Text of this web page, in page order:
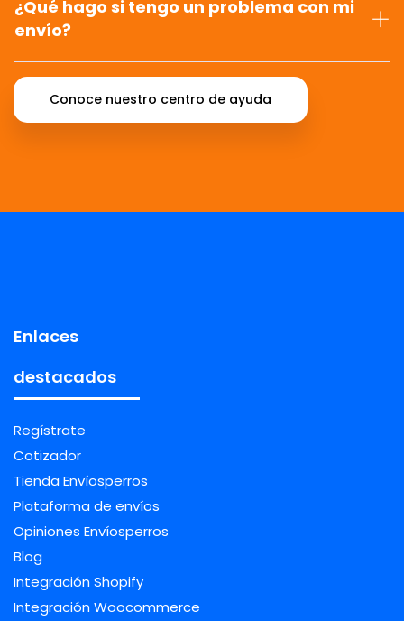
¿Qué hago si tengo un problema con mi
envío?
Conoce nuestro centro de ayuda
Enlaces
destacados
Regístrate
Cotizador
Tienda Envíosperros
Plataforma de envíos
Opiniones Envíosperros
Blog
Integración Shopify
Integración Woocommerce